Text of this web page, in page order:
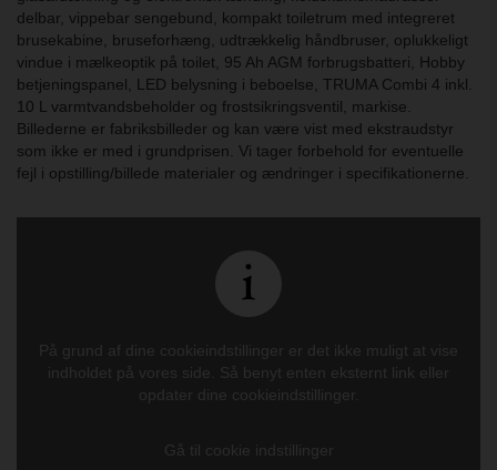
delbar, vippebar sengebund, kompakt toiletrum med integreret
brusekabine, bruseforhæng, udtrækkelig håndbruser, oplukkeligt
vindue i mælkeoptik på toilet, 95 Ah AGM forbrugsbatteri, Hobby
betjeningspanel, LED belysning i beboelse, TRUMA Combi 4 inkl.
10 L varmtvandsbeholder og frostsikringsventil, markise.
Billederne er fabriksbilleder og kan være vist med ekstraudstyr
som ikke er med i grundprisen. Vi tager forbehold for eventuelle
fejl i opstilling/billede materialer og ændringer i specifikationerne.
På grund af dine cookieindstillinger er det ikke muligt at vise
indholdet på vores side. Så benyt enten eksternt link eller
opdater dine cookieindstillinger.
Gå til cookie indstillinger